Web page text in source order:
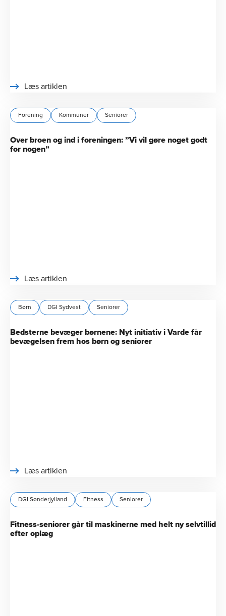
Læs artiklen
Forening Kommuner Seniorer
Over broen og ind i foreningen: ”Vi vil gøre noget godt
for nogen”
Læs artiklen
Børn DGI Sydvest Seniorer
Bedsterne bevæger børnene: Nyt initiativ i Varde får
bevægelsen frem hos børn og seniorer
Læs artiklen
DGI Sønderjylland Fitness Seniorer
Fitness-seniorer går til maskinerne med helt ny selvtillid
efter oplæg